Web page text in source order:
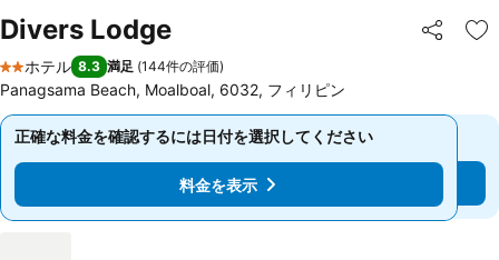
Divers Lodge シェア
お
2 ホテルのランク
ホテル 8.3 満足 (144件の評価)
Panagsama Beach, Moalboal, 6032, フィリピン
正確な料金を確認するには日付を選択してください
料金を表示
正確な料金を確認するには日付を選択してください
料金を表示